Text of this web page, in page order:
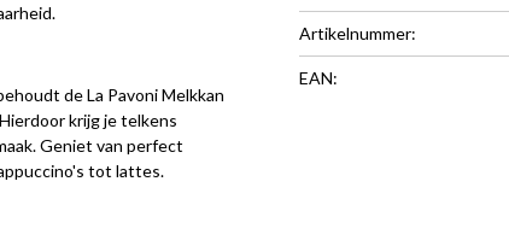
de La Pavoni Melkkan
krijg je telkens
Geniet van perfect
tot lattes.
Artikelnummer:
EAN: